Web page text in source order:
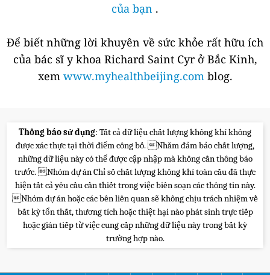
của bạn .
Để biết những lời khuyên về sức khỏe rất hữu ích
của bác sĩ y khoa Richard Saint Cyr ở Bắc Kinh,
xem www.myhealthbeijing.com blog.
Thông báo sử dụng: Tất cả dữ liệu chất lượng không khí không
được xác thực tại thời điểm công bố. Nhằm đảm bảo chất lượng,
những dữ liệu này có thể được cập nhập mà không cần thông báo
trước. Nhóm dự án Chỉ số chất lượng không khí toàn cầu đã thực
hiện tất cả yêu cầu cần thiết trong việc biên soạn các thông tin này.
Nhóm dự án hoặc các bên liên quan sẽ không chịu trách nhiệm về
bất kỳ tổn thất, thương tích hoặc thiệt hại nào phát sinh trực tiếp
hoặc gián tiếp từ việc cung cấp những dữ liệu này trong bất kỳ
trường hợp nào.